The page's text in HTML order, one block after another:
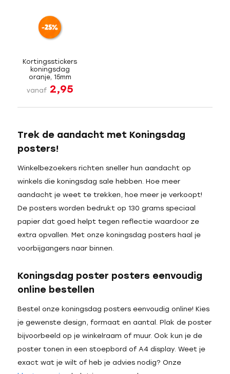
Kortingsstickers
koningsdag
oranje, 15mm
vanaf 2,95
Trek de aandacht met Koningsdag
posters!
Winkelbezoekers richten sneller hun aandacht op
winkels die koningsdag sale hebben. Hoe meer
aandacht je weet te trekken, hoe meer je verkoopt!
De posters worden bedrukt op 130 grams speciaal
papier dat goed helpt tegen reflectie waardoor ze
extra opvallen. Met onze koningsdag posters haal je
voorbijgangers naar binnen.
Koningsdag poster posters eenvoudig
online bestellen
Bestel onze koningsdag posters eenvoudig online! Kies
je gewenste design, formaat en aantal. Plak de poster
bijvoorbeeld op je winkelraam of muur. Ook kun je de
poster tonen in een stoepbord of A4 display. Weet je
exact wat je wilt of heb je advies nodig? Onze